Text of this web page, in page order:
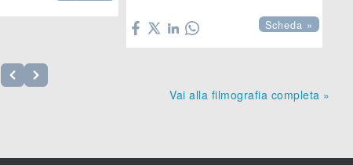
Scheda »
Vai alla filmografia completa »